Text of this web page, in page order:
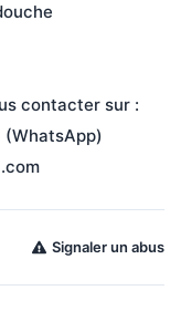
contacter sur :
(WhatsApp)
Signaler un abus